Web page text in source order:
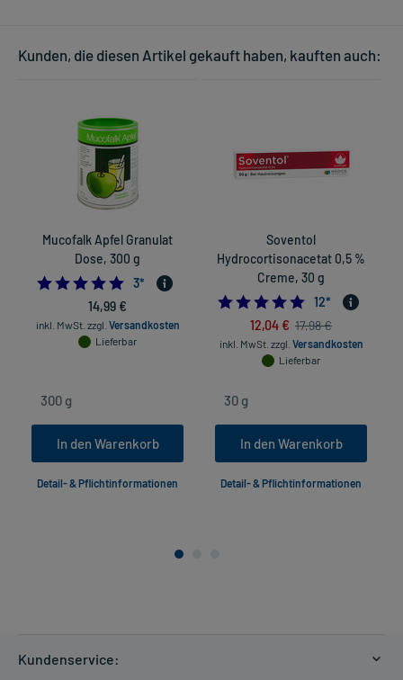
Kunden, die diesen Artikel gekauft haben, kauften auch:
Mucofalk Apfel Granulat
Dose, 300 g
5.0
3*
14,99 €
inkl. MwSt. zzgl. Versandkosten
Lieferbar
In den Warenkorb
Detail- & Pflichtinformationen
Soventol
Hydrocortisonacetat 0,5 %
Creme, 30 g
12*
12,04 € 17,98 €
inkl. MwSt. zzgl. Versandkosten
Lieferbar
In den Warenkorb
Detail- & Pflichtinformationen
Kundenservice: